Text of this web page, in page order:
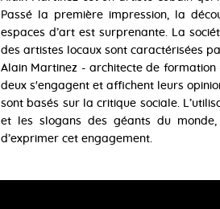
Passé la première impression, la
espaces d’art est surprenante. La
des artistes locaux sont caractérisées
Alain Martinez - architecte de formation
deux s'engagent et affichent leurs
sont basés sur la critique sociale.
et les slogans des géants du
d’exprimer cet engagement.